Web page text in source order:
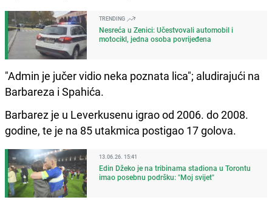
TRENDING
Nesreća u Zenici: Učestvovali automobil i
motocikl, jedna osoba povrijeđena
"Admin je jučer vidio neka poznata lica"; aludirajući na
Barbareza i Spahića.
Barbarez je u Leverkusenu igrao od 2006. do 2008.
godine, te je na 85 utakmica postigao 17 golova.
13.06.26. 15:41
Edin Džeko je na tribinama stadiona u Torontu
imao posebnu podršku: "Moj svijet"